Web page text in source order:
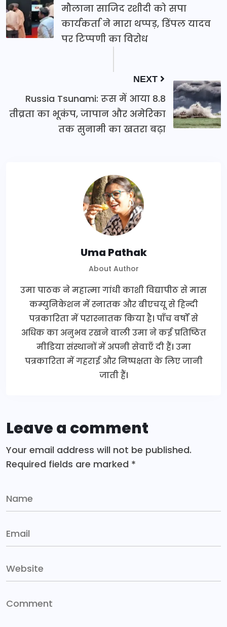
मौलाना साजिद रशीदी को सपा
कार्यकर्ता ने मारा थप्पड़, डिंपल यादव
पर टिप्पणी का विरोध
NEXT
Russia Tsunami: रूस में आया 8.8
तीव्रता का भूकंप, जापान और अमेरिका
तक सुनामी का खतरा बढ़ा
Uma Pathak
About Author
उमा पाठक ने महात्मा गांधी काशी विद्यापीठ से मास
कम्युनिकेशन में स्नातक और बीएचयू से हिन्दी
पत्रकारिता में परास्नातक किया है। पाँच वर्षों से
अधिक का अनुभव रखने वाली उमा ने कई प्रतिष्ठित
मीडिया संस्थानों में अपनी सेवाएँ दी हैं। उमा
पत्रकारिता में गहराई और निष्पक्षता के लिए जानी
जाती हैं।
Leave a comment
Your email address will not be published.
Required fields are marked *